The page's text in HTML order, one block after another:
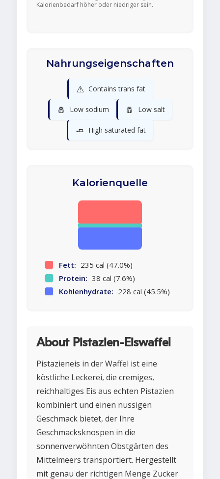
Kalorienbedarf höher oder niedriger sein.
Nahrungseigenschaften
⚠️ Contains trans fat
🧂 Low sodium 🧂 Low salt
🧈 High saturated fat
Kalorienquelle
Fett: 235 cal (47.0%)
Protein: 38 cal (7.6%)
Kohlenhydrate: 228 cal (45.5%)
About Pistazien-Eiswaffel
Pistazieneis in der Waffel ist eine
köstliche Leckerei, die cremiges,
reichhaltiges Eis aus echten Pistazien
kombiniert und einen nussigen
Geschmack bietet, der Ihre
Geschmacksknospen in die
sonnenverwöhnten Obstgärten des
Mittelmeers transportiert. Hergestellt
mit genau der richtigen Menge Zucker